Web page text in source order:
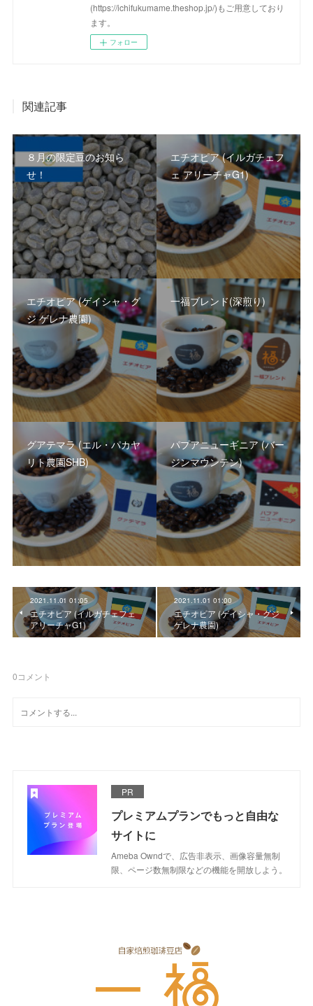
(https://ichifukumame.theshop.jp/)もご用意しており
ます。
フォロー
関連記事
８月の限定豆のお知ら
せ！
エチオピア (イルガチェフ
ェ アリーチャG1)
エチオピア (ゲイシャ・グ
ジ ゲレナ農園)
一福ブレンド(深煎り)
グアテマラ (エル・パカヤ
リト農園SHB)
パプアニューギニア (バー
ジンマウンテン)
2021.11.01 01:05
エチオピア (イルガチェフェ
アリーチャG1)
2021.11.01 01:00
エチオピア (ゲイシャ・グジ
ゲレナ農園)
0コメント
PR
プレミアムプランでもっと自由な
サイトに
Ameba Owndで、広告非表示、画像容量無制
限、ページ数無制限などの機能を開放しよう。